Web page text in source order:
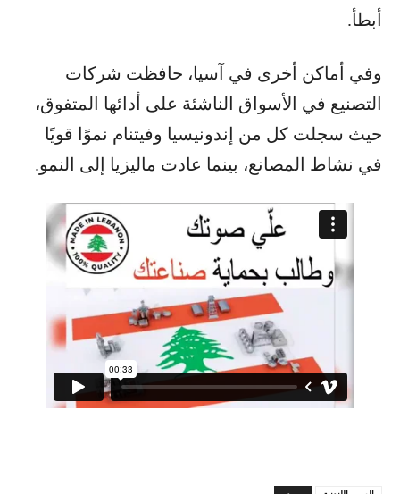
أبطأ.
وفي أماكن أخرى في آسيا، حافظت شركات
التصنيع في الأسواق الناشئة على أدائها المتفوق،
حيث سجلت كل من إندونيسيا وفيتنام نموًا قويًا
في نشاط المصانع، بينما عادت ماليزيا إلى النمو.